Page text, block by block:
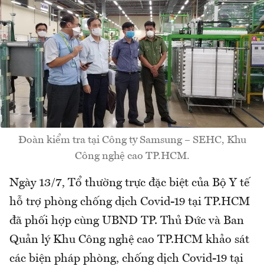
Đoàn kiểm tra tại Công ty Samsung – SEHC, Khu
Công nghệ cao TP.HCM.
Ngày 13/7, Tổ thường trực đặc biệt của Bộ Y tế
hỗ trợ phòng chống dịch Covid-19 tại TP.HCM
đã phối hợp cùng UBND TP. Thủ Đức và Ban
Quản lý Khu Công nghệ cao TP.HCM khảo sát
các biện pháp phòng, chống dịch Covid-19 tại